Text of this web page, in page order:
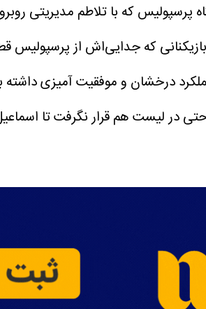
پرسپولیس که با تلاطم مدیریتی
بازیکنانی که جدایی‌اش از
درخشان و موفقیت آمیزی
لیست هم قرار نگرفت تا